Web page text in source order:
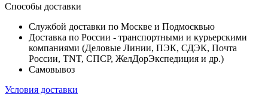
Способы доставки
Службой доставки по Москве и Подмосквью
Доставка по России - транспортными и курьерскими
компаниями (Деловые Линии, ПЭК, СДЭК, Почта
России, TNT, СПСР, ЖелДорЭкспедиция и др.)
Самовывоз
Условия доставки